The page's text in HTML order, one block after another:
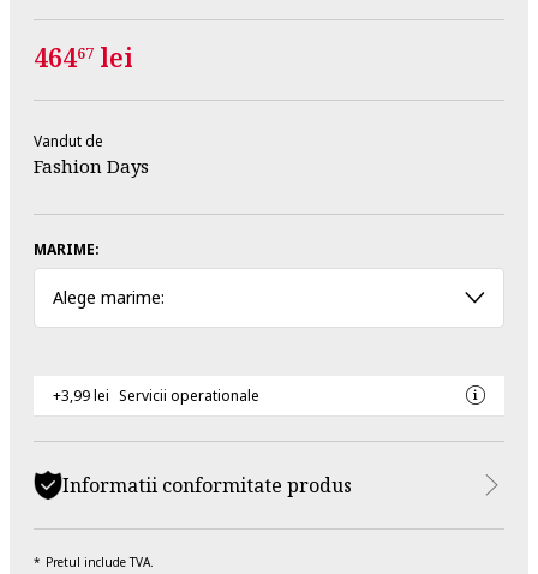
46467 lei
Vandut de
Fashion Days
MARIME:
Alege marime:
+3,99 lei Servicii operationale
Informatii conformitate produs
Pretul include TVA.